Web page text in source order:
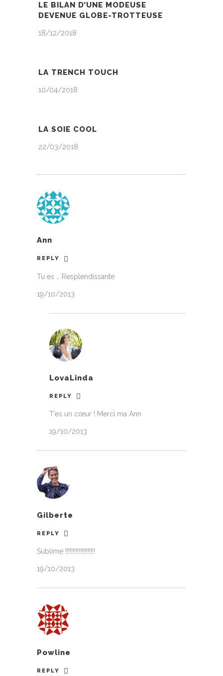
LE BILAN D’UNE MODEUSE
DEVENUE GLOBE-TROTTEUSE
18/12/2018
LA TRENCH TOUCH
10/04/2018
LA SOIE COOL
22/03/2018
Ann
REPLY
Tu es … Resplendissante
19/10/2013
LovaLinda
REPLY
T’es un cœur ! Merci ma Ann
19/10/2013
Gilberte
REPLY
Sublime !!!!!!!!!!!!!!!!!!!!
19/10/2013
Powline
REPLY